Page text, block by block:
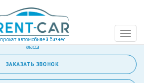
прокат автомобилей бизнес
класса
ЗАКАЗАТЬ ЗВОНОК